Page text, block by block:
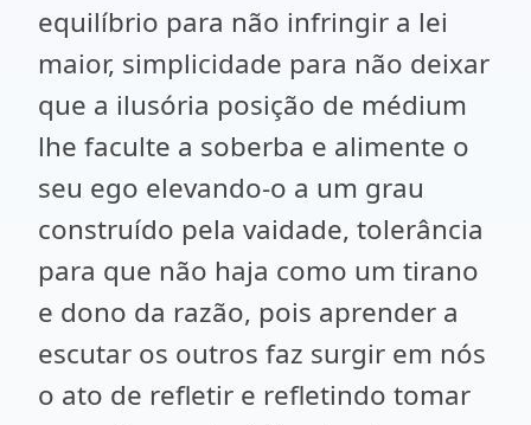
equilíbrio para não infringir a lei
maior, simplicidade para não deixar
que a ilusória posição de médium
lhe faculte a soberba e alimente o
seu ego elevando-o a um grau
construído pela vaidade, tolerância
para que não haja como um tirano
e dono da razão, pois aprender a
escutar os outros faz surgir em nós
o ato de refletir e refletindo tomar